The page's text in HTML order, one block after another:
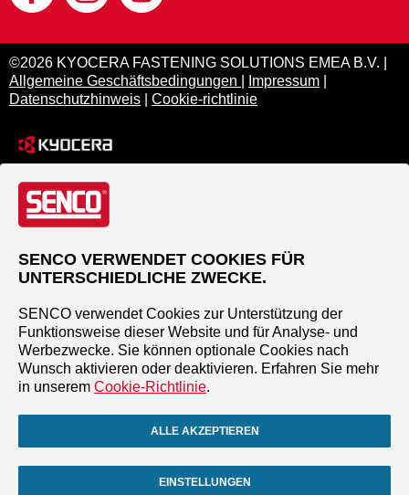
©2026 KYOCERA FASTENING SOLUTIONS EMEA B.V. |
Allgemeine Geschäftsbedingungen
Impressum
Datenschutzhinweis
Cookie-richtlinie
SENCO VERWENDET COOKIES FÜR
UNTERSCHIEDLICHE ZWECKE.
SENCO verwendet Cookies zur Unterstützung der
Funktionsweise dieser Website und für Analyse- und
Werbezwecke. Sie können optionale Cookies nach
Wunsch aktivieren oder deaktivieren. Erfahren Sie mehr
in unserem Cookie-Richtlinie.
ALLE AKZEPTIEREN
EINSTELLUNGEN